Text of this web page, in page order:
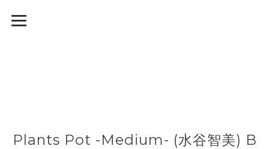
Plants Pot -Medium- (水谷智美) B